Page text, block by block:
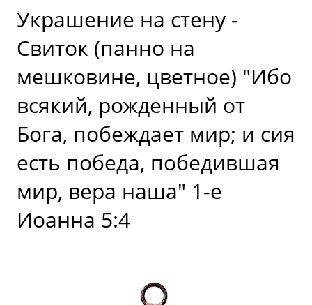
Украшение на стену -
Свиток (панно на
мешковине, цветное) "Ибо
всякий, рожденный от
Бога, побеждает мир; и сия
есть победа, победившая
мир, вера наша" 1-е
Иоанна 5:4